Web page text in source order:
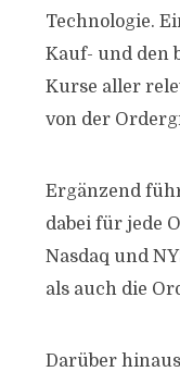
Technologie.
Kauf- und den
Kurse aller
von der
Ergänzend
dabei für jede
Nasdaq und
als auch die
Darüber